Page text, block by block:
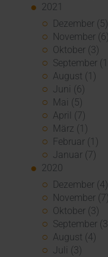
2021
Dezember (5)
November (6)
Oktober (3)
September
August (1)
Juni (6)
Mai (5)
April (7)
März (1)
Februar (1)
Januar (7)
2020
Dezember (4)
November (7)
Oktober (3)
September
August (4)
Juli (3)